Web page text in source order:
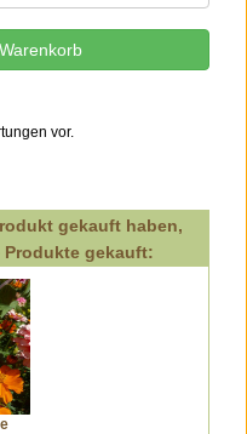
vor.
gekauft haben,
gekauft: